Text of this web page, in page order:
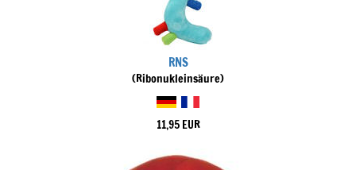
RNS
(Ribonukleinsäure)
11,95 EUR